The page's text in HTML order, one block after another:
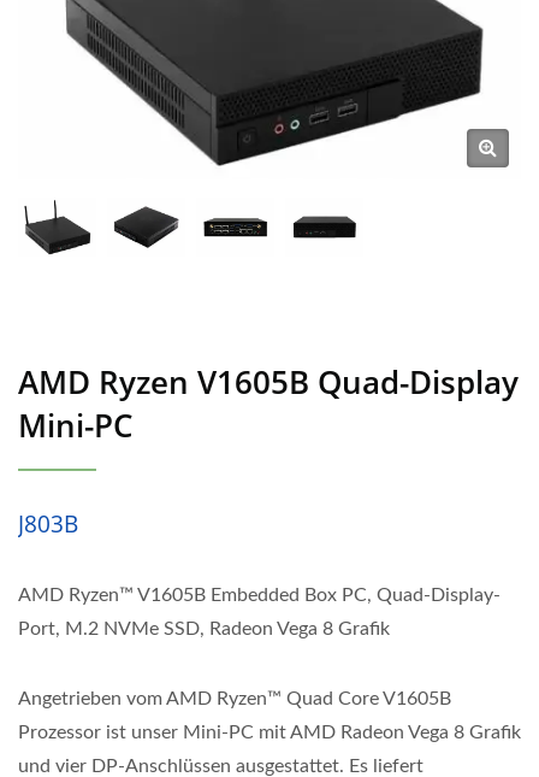
AMD Ryzen V1605B Quad-Display
Mini-PC
J803B
AMD Ryzen™ V1605B Embedded Box PC, Quad-Display-
Port, M.2 NVMe SSD, Radeon Vega 8 Grafik
Angetrieben vom AMD Ryzen™ Quad Core V1605B
Prozessor ist unser Mini-PC mit AMD Radeon Vega 8 Grafik
und vier DP-Anschlüssen ausgestattet. Es liefert